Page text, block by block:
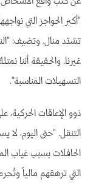
"أكبر الحواجز التي
تشدّد منال. وتضيف:
غيرنا. والحقيقة أننا
التسهيلات المناسبة".
ذوو الإعاقات
التنقل. "حتى اليوم،
الحافلات بسبب غياب
التي ترهقهم مالياً